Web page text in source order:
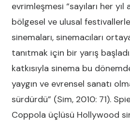
evrimleşmesi “sayıları her yıl
bölgesel ve ulusal
sinemaları, sinemacıları
tanıtmak için bir yarış
katkısıyla sinema bu
yaygın ve evrensel sanatı
sürdürdü” (Sim, 2010: 71).
Coppola üçlüsü Hollywood